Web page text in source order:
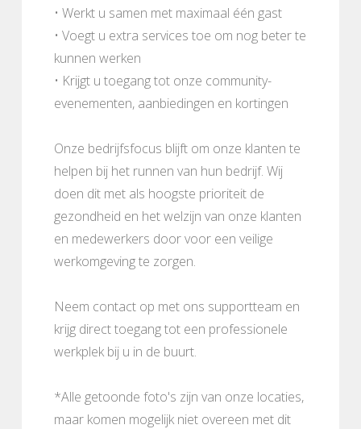
• Werkt u samen met maximaal één gast
• Voegt u extra services toe om nog beter te
kunnen werken
• Krijgt u toegang tot onze community-
evenementen, aanbiedingen en kortingen
Onze bedrijfsfocus blijft om onze klanten te
helpen bij het runnen van hun bedrijf. Wij
doen dit met als hoogste prioriteit de
gezondheid en het welzijn van onze klanten
en medewerkers door voor een veilige
werkomgeving te zorgen.
Neem contact op met ons supportteam en
krijg direct toegang tot een professionele
werkplek bij u in de buurt.
*Alle getoonde foto's zijn van onze locaties,
maar komen mogelijk niet overeen met dit